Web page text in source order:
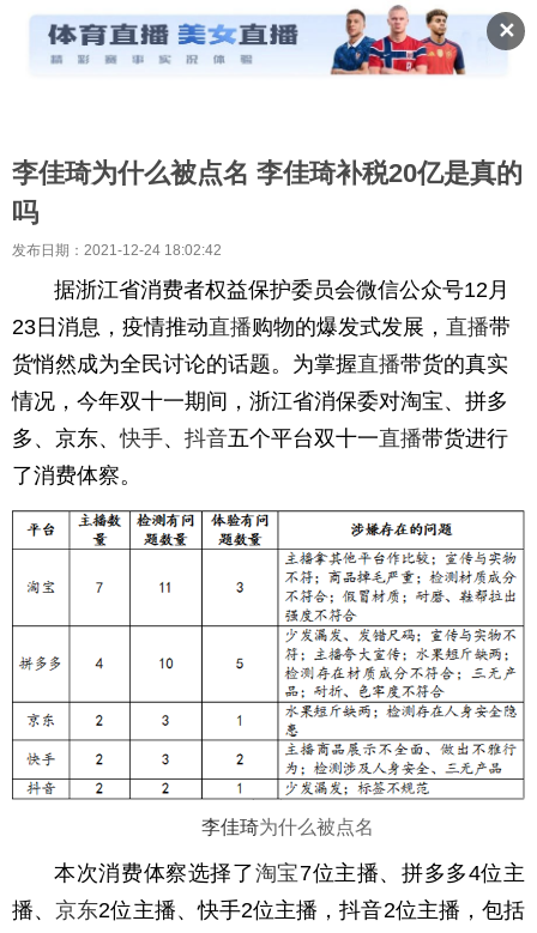
✕
李佳琦为什么被点名 李佳琦补税20亿是真的
吗
发布日期：2021-12-24 18:02:42
据浙江省消费者权益保护委员会微信公众号12月
23日消息，疫情推动直播购物的爆发式发展， 直播带
货悄然成为全民讨论的话题。为掌握直播带货的真实
情况，今年双十一期间，浙江省消保委对淘宝、拼多
多、京东、快手、 抖音五个平台双十一直播带货进行
了消费体察。
李佳琦为什么被点名
本次消费体察选择了淘宝7位主播、拼多多4位主
播、京东2位主播、快手2位主播，抖音2位主播，包括